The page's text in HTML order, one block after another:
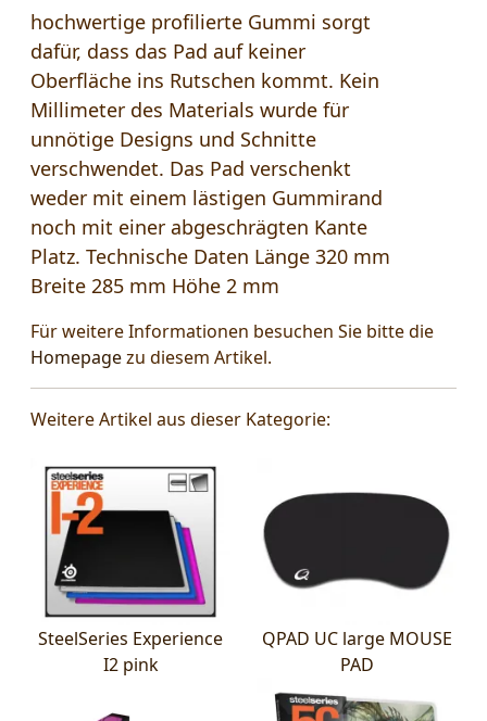
hochwertige profilierte Gummi sorgt
dafür, dass das Pad auf keiner
Oberfläche ins Rutschen kommt. Kein
Millimeter des Materials wurde für
unnötige Designs und Schnitte
verschwendet. Das Pad verschenkt
weder mit einem lästigen Gummirand
noch mit einer abgeschrägten Kante
Platz. Technische Daten Länge 320 mm
Breite 285 mm Höhe 2 mm
Für weitere Informationen besuchen Sie bitte die
Homepagezu diesem Artikel.
Weitere Artikel aus dieser Kategorie:
SteelSeries Experience
I2 pink
QPAD UC large MOUSE
PAD